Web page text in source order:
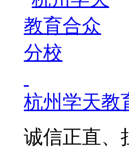
杭州学天教
诚信正直、